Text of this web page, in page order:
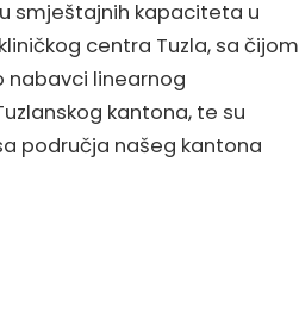
smještajnih kapaciteta u
centra Tuzla, sa čijom
nabavci linearnog
kantona, te su
područja našeg kantona